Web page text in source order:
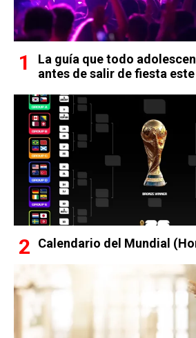
La guía que todo
antes de salir de fiesta
Calendario del Mundial